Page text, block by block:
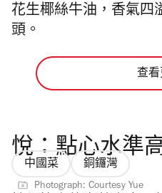
花生椰絲牛油，香氣四
頭。
查看
悅：點心水準
中國菜 銅鑼灣
Photograph: Courtesy Yue